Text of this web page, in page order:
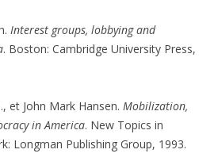
Interest groups, lobbying and
. Boston: Cambridge University Press,
et John Mark Hansen. Mobilization,
in America. New Topics in
Longman Publishing Group, 1993.